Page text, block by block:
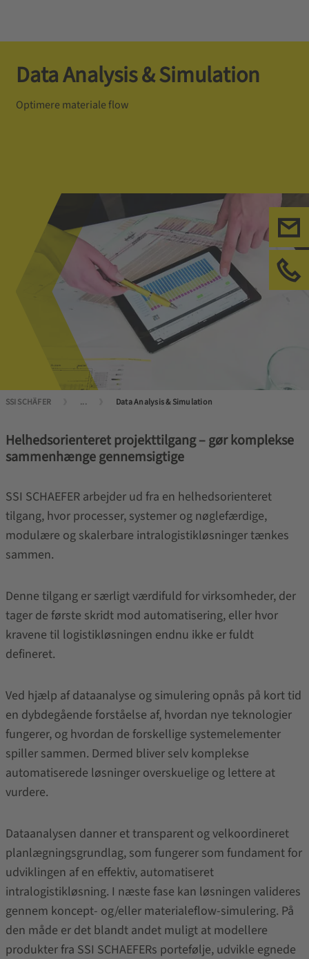
Data Analysis & Simulation
Optimere materiale flow
SSI SCHÄFER ... Data Analysis & Simulation
Helhedsorienteret projekttilgang – gør komplekse
sammenhænge gennemsigtige
SSI SCHAEFER arbejder ud fra en helhedsorienteret
tilgang, hvor processer, systemer og nøglefærdige,
modulære og skalerbare intralogistikløsninger tænkes
sammen.
Denne tilgang er særligt værdifuld for virksomheder, der
tager de første skridt mod automatisering, eller hvor
kravene til logistikløsningen endnu ikke er fuldt
defineret.
Ved hjælp af dataanalyse og simulering opnås på kort tid
en dybdegående forståelse af, hvordan nye teknologier
fungerer, og hvordan de forskellige systemelementer
spiller sammen. Dermed bliver selv komplekse
automatiserede løsninger overskuelige og lettere at
vurdere.
Dataanalysen danner et transparent og velkoordineret
planlægningsgrundlag, som fungerer som fundament for
udviklingen af en effektiv, automatiseret
intralogistikløsning. I næste fase kan løsningen valideres
gennem koncept- og/eller materialeflow-simulering. På
den måde er det blandt andet muligt at modellere
produkter fra SSI SCHAEFERs portefølje, udvikle egnede